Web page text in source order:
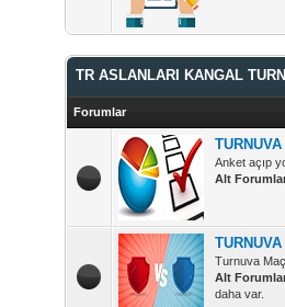
TR ASLANLARI KANGAL
Forumlar
Anket açıp
Alt
Turnuva
Alt
daha var.